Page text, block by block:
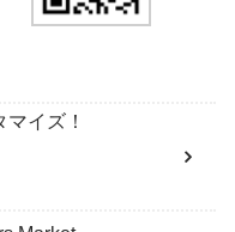
イズ！